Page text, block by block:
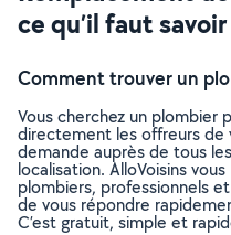
ce qu’il faut savoir
Comment trouver un
Vous cherchez un plombier
directement les offreurs de
demande auprès de tous
localisation. AlloVoisins
plombiers, professionnels
de vous répondre
C’est gratuit, simple et